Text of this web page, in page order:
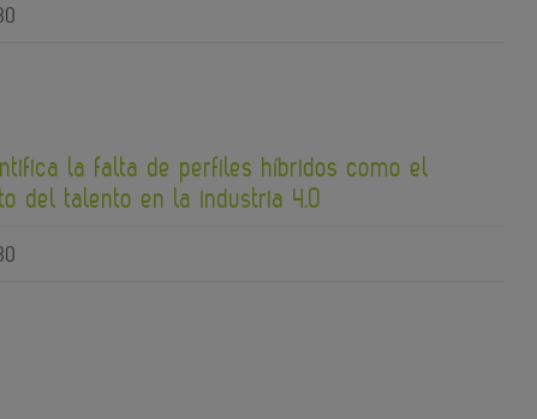
la falta de perfiles híbridos como el
del talento en la industria 4.0